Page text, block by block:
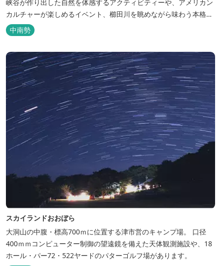
峡谷が作り出した自然を体感するアクティビティーや、アメリカン
カルチャーが楽しめるイベント、櫛田川を眺めながら味わう本格的
なアメリカンＢＢＱを体験することができる。 松阪の観光情報は、
松阪観光インフォメーションサイト ワクワ...
中南勢
スカイランドおおぼら
大洞山の中腹・標高700ｍに位置する津市営のキャンプ場。 口径
400ｍｍコンピューター制御の望遠鏡を備えた天体観測施設や、18
ホール・パー72・522ヤードのパターゴルフ場があります。